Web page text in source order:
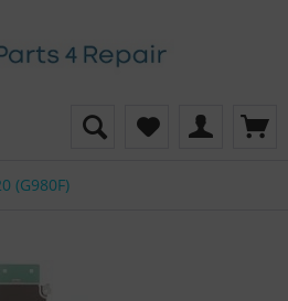
(G980F)